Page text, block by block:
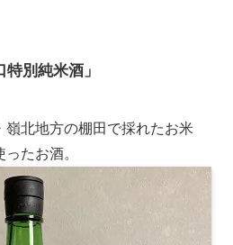
別純米酒」
嶺北地方の棚田で採れたお米
ったお酒。